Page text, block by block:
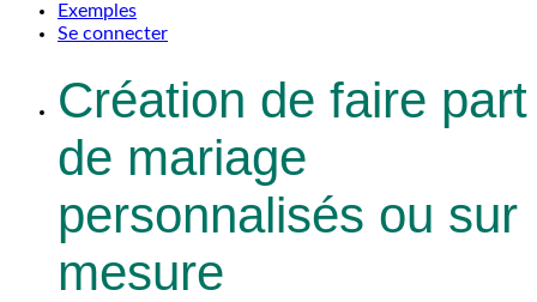
Exemples
Se connecter
Création de faire part
de mariage
personnalisés ou sur
mesure